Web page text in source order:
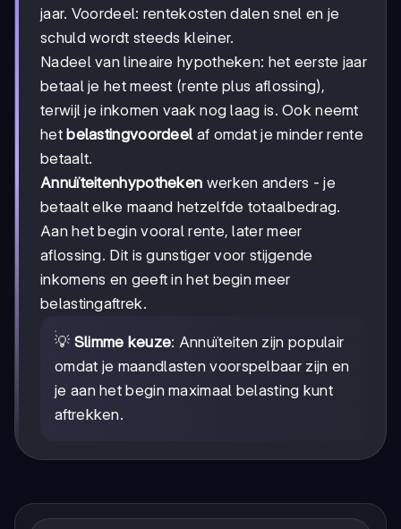
jaar. Voordeel: rentekosten dalen snel en je
schuld wordt steeds kleiner.
Nadeel van lineaire hypotheken: het eerste jaar
betaal je het meest (rente plus aflossing),
terwijl je inkomen vaak nog laag is. Ook neemt
het belastingvoordeel af omdat je minder rente
betaalt.
Annuïteitenhypotheken werken anders - je
betaalt elke maand hetzelfde totaalbedrag.
Aan het begin vooral rente, later meer
aflossing. Dit is gunstiger voor stijgende
inkomens en geeft in het begin meer
belastingaftrek.
💡 Slimme keuze: Annuïteiten zijn populair
omdat je maandlasten voorspelbaar zijn en
je aan het begin maximaal belasting kunt
aftrekken.